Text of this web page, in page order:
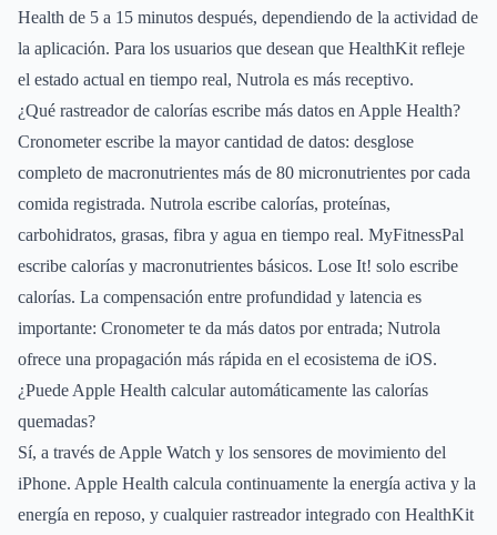
Health de 5 a 15 minutos después, dependiendo de la actividad de
la aplicación. Para los usuarios que desean que HealthKit refleje
el estado actual en tiempo real, Nutrola es más receptivo.
¿Qué rastreador de calorías escribe más datos en Apple Health?
Cronometer escribe la mayor cantidad de datos: desglose
completo de macronutrientes más de 80 micronutrientes por cada
comida registrada. Nutrola escribe calorías, proteínas,
carbohidratos, grasas, fibra y agua en tiempo real. MyFitnessPal
escribe calorías y macronutrientes básicos. Lose It! solo escribe
calorías. La compensación entre profundidad y latencia es
importante: Cronometer te da más datos por entrada; Nutrola
ofrece una propagación más rápida en el ecosistema de iOS.
¿Puede Apple Health calcular automáticamente las calorías
quemadas?
Sí, a través de Apple Watch y los sensores de movimiento del
iPhone. Apple Health calcula continuamente la energía activa y la
energía en reposo, y cualquier rastreador integrado con HealthKit